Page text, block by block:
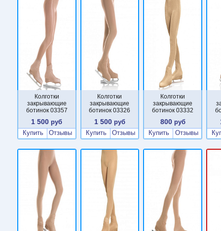
Колготки
закрывающие
ботинок 03357
1 500 руб
Купить
Отзывы
Колготки
закрывающие
ботинок 03326
1 500 руб
Купить
Отзывы
Колготки
закрывающие
ботинок 03332
800руб
Купить
Отзывы